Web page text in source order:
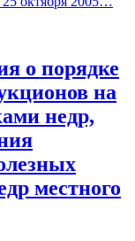
о порядке
на
недр,
местного